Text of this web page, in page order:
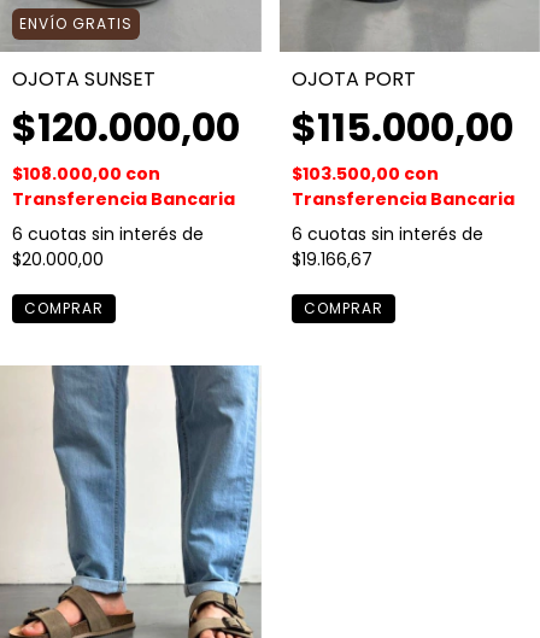
ENVÍO GRATIS
OJOTA SUNSET
$120.000,00
$108.000,00 con
Transferencia Bancaria
6 cuotas sin interés de
$20.000,00
COMPRAR
OJOTA PORT
$115.000,00
$103.500,00 con
Transferencia Bancaria
6 cuotas sin interés de
$19.166,67
COMPRAR